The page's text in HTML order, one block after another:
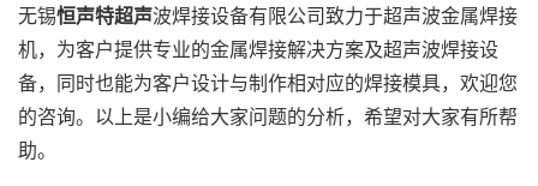
无锡恒声特超声波焊接设备有限公司致力于超声波金属焊接
机，为客户提供专业的金属焊接解决方案及超声波焊接设
备，同时也能为客户设计与制作相对应的焊接模具，欢迎您
的咨询。以上是小编给大家问题的分析，希望对大家有所帮
助。